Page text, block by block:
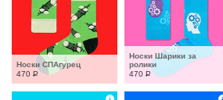
Носки СПАгурец
470 Р
Носки Шарики за
ролики
470 Р